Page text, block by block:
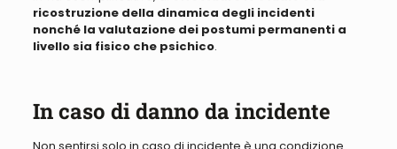
ricostruzione della dinamica degli incidenti
nonché la valutazione dei postumi permanenti a
livello sia fisico che psichico.
In caso di danno da incidente